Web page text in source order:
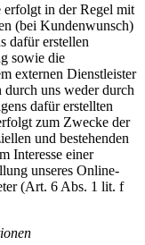
in der Regel mit
(bei Kundenwunsch)
dafür erstellen
sowie die
externen Dienstleister
durch uns weder durch
dafür erstellten
zum Zwecke der
und bestehenden
Interesse einer
unseres Online-
(Art. 6 Abs. 1 lit. f